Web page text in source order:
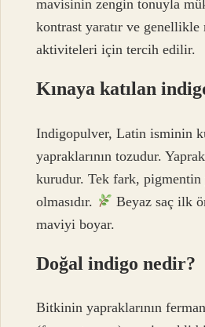
mavisinin zengin tonuyla
kontrast yaratır ve genellikle
aktiviteleri için tercih edilir.
Kınaya katılan
Indigopulver, Latin isminin
yapraklarının tozudur.
kurudur. Tek fark,
olmasıdır.
Beyaz saç ilk
maviyi boyar.
Doğal indigo nedir?
Bitkinin yapraklarının